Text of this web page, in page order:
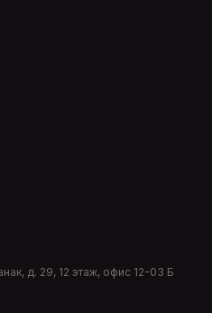
д. 29, 12 этаж, офис 12-03 Б